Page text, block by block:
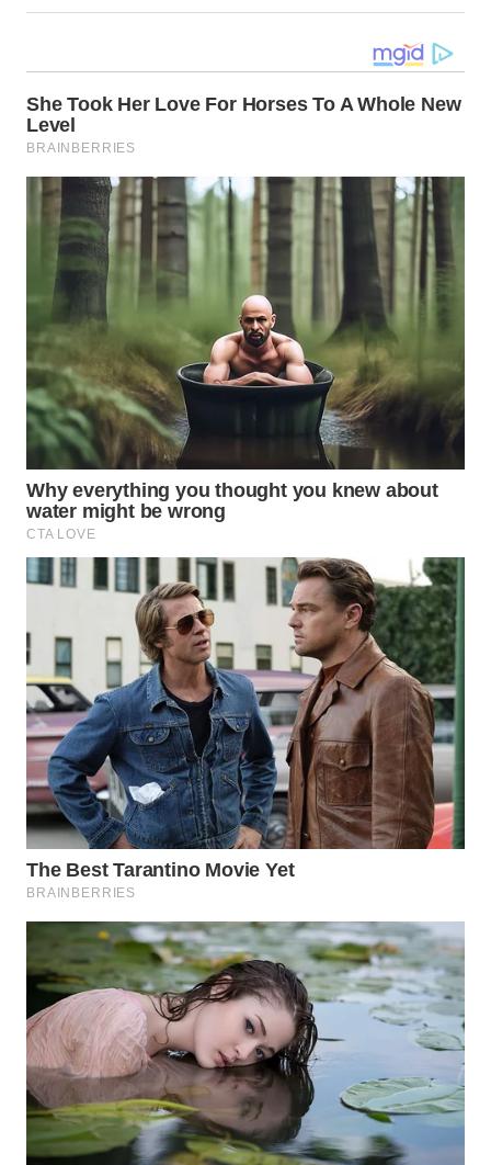
GORONTALO
WN
WN
MALUKU
WN
MALUT
DAIRI
WN
DANAU
TOBA
WN
NIAS
WN
WN
TAPANULI
SELATAN
WN
TANJUNG
LESUNG
WN
KARO
WN
SIMALUNGUN
WN
LABUHANBATU
WN
TAPANULI
TENGAH